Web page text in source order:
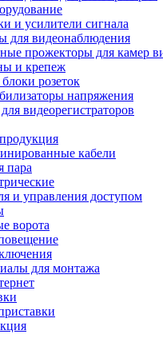
и усилители сигнала
для видеонаблюдения
прожекторы для камер
и крепеж
розеток
напряжения
видеорегистраторов
кабели
пара
и управления доступом
ворота
для монтажа